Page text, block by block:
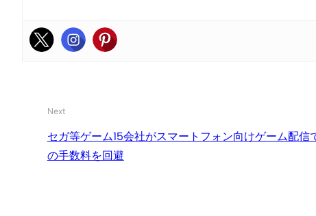
Next
セガ等ゲーム15会社がスマートフォン向けゲーム配信
の手数料を回避